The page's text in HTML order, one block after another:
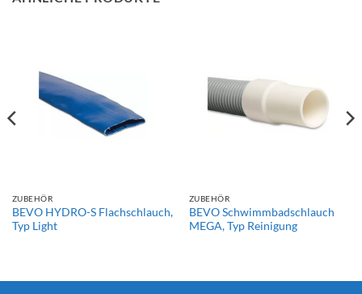
ZUBEHÖR
BEVO HYDRO-S Flachschlauch,
Typ Light
ZUBEHÖR
BEVO Schwimmbadschlauch
MEGA, Typ Reinigung